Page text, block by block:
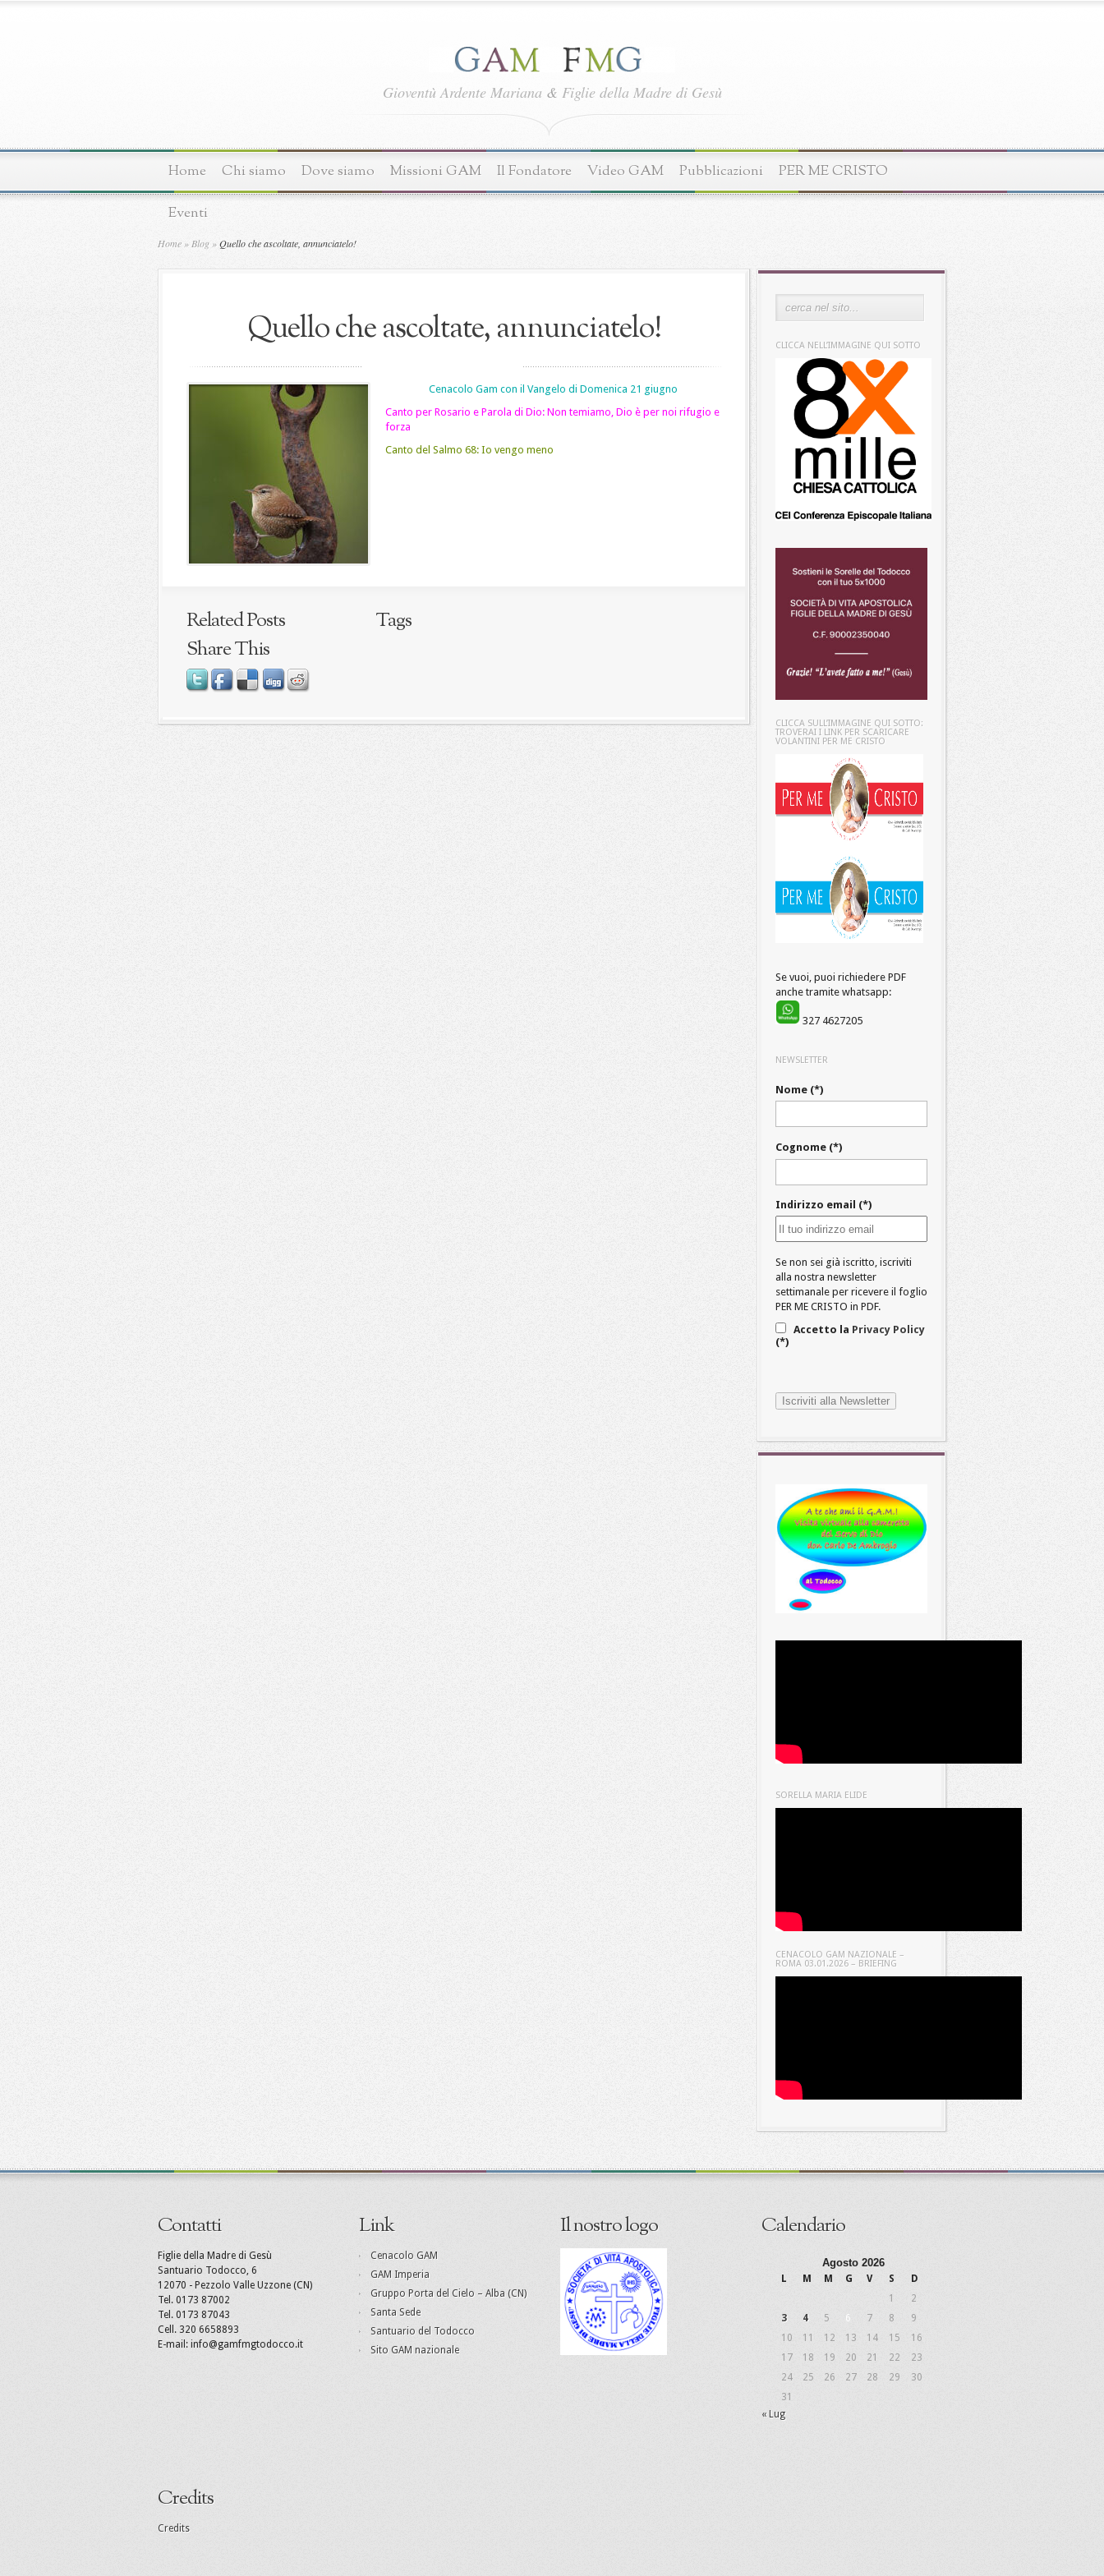
Gioventù Ardente Mariana & Figlie della Madre di Gesù
Home Chi siamo Dove siamo Missioni GAM Il Fondatore Video GAM Pubblicazioni PER ME CRISTO
Eventi
Home » Blog »Quello che ascoltate, annunciatelo!
Quello che ascoltate, annunciatelo!
Cenacolo Gam con il Vangelo di Domenica 21 giugno
Canto per Rosario e Parola di Dio: Non temiamo, Dio è per noi rifugio e
forza
Canto del Salmo 68: Io vengo meno
Related Posts
Tags
Share This
CLICCA NELL’IMMAGINE QUI SOTTO
CLICCA SULL’IMMAGINE QUI SOTTO:
TROVERAI I LINK PER SCARICARE
VOLANTINI PER ME CRISTO
Se vuoi, puoi richiedere PDF
anche tramite whatsapp:
327 4627205
NEWSLETTER
Nome (*)
Cognome (*)
Indirizzo email (*)
Se non sei già iscritto, iscriviti
alla nostra newsletter
settimanale per ricevere il foglio
PER ME CRISTO in PDF.
Accetto la Privacy Policy
(*)
SORELLA MARIA ELIDE
CENACOLO GAM NAZIONALE –
ROMA 03.01.2026 – BRIEFING
Contatti
Figlie della Madre di Gesù
Santuario Todocco, 6
12070 - Pezzolo Valle Uzzone (CN)
Tel. 0173 87002
Tel. 0173 87043
Cell. 320 6658893
E-mail: info@gamfmgtodocco.it
Link
Cenacolo GAM
GAM Imperia
Gruppo Porta del Cielo – Alba (CN)
Santa Sede
Santuario del Todocco
Sito GAM nazionale
Il nostro logo Calendario
Agosto 2026
L M M G V S
D
1
2
3
4 5 6 7 8
9
10
11 12 13 14 15
16
17
18 19 20 21 22
23
24
25 26 27 28 29
30
31
« Lug
Credits
Credits